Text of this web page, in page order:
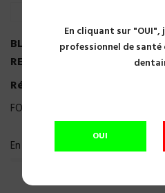
En cliquant sur "OUI",
professionnel de
OUI
BLOUSE ISOLATION NON
REF 604705
Référence:
FOLIODRESS S- NON STÉRILE
En cours de réapprovisionnement